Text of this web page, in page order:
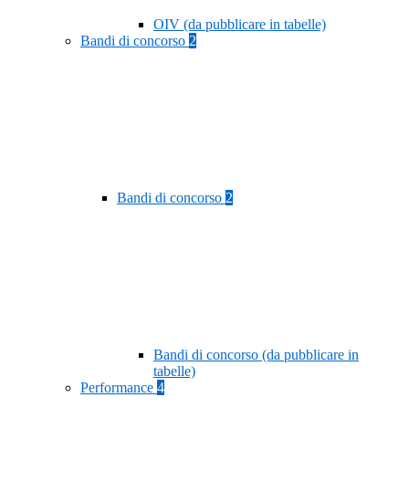
OIV (da pubblicare in tabelle)
Bandi di concorso 2
Bandi di concorso 2
Bandi di concorso (da pubblicare in
tabelle)
Performance 4